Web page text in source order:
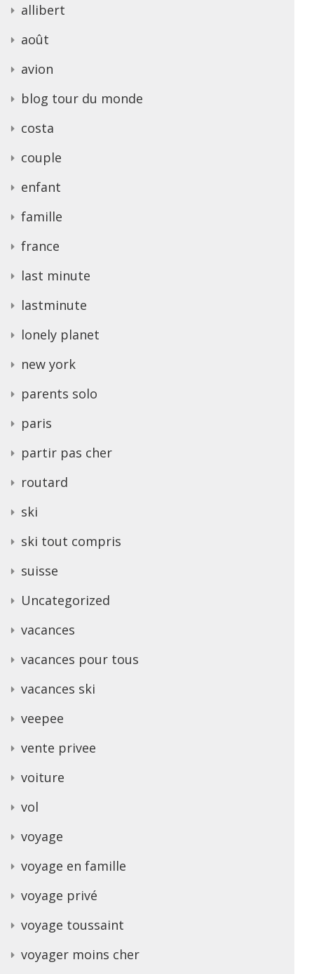
allibert
août
avion
blog tour du monde
costa
couple
enfant
famille
france
last minute
lastminute
lonely planet
new york
parents solo
paris
partir pas cher
routard
ski
ski tout compris
suisse
Uncategorized
vacances
vacances pour tous
vacances ski
veepee
vente privee
voiture
vol
voyage
voyage en famille
voyage privé
voyage toussaint
voyager moins cher